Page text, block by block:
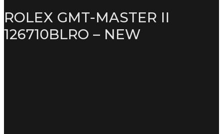
ROLEX GMT-MASTER II
126710BLRO – NEW